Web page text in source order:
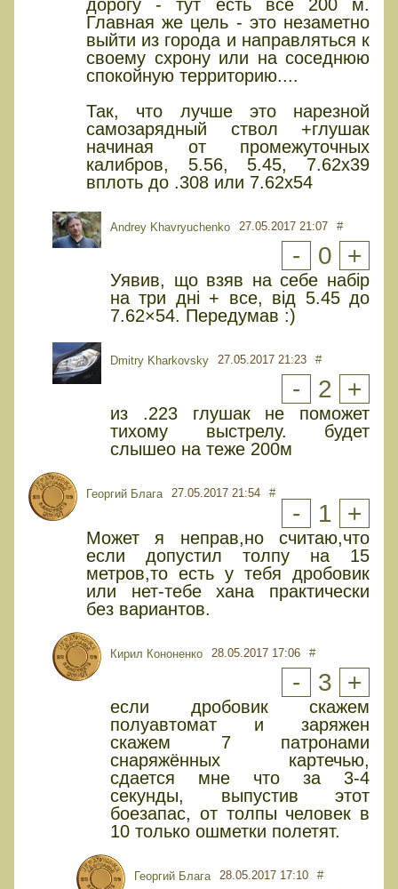
дорогу - тут есть все 200 м.
Главная же цель - это незаметно
выйти из города и направляться к
своему схрону или на соседнюю
спокойную территорию....
Так, что лучше это нарезной
самозарядный ствол +глушак
начиная от промежуточных
калибров, 5.56, 5.45, 7.62х39
вплоть до .308 или 7.62х54
Andrey Khavryuchenko 27.05.2017 21:07 #
- 0 +
Уявив, що взяв на себе набір
на три дні + все, від 5.45 до
7.62×54. Передумав :)
Dmitry Kharkovsky 27.05.2017 21:23 #
- 2 +
из .223 глушак не поможет
тихому выстрелу. будет
слышео на теже 200м
Георгий Блага 27.05.2017 21:54 #
- 1 +
Может я неправ,но считаю,что
если допустил толпу на 15
метров,то есть у тебя дробовик
или нет-тебе хана практически
без вариантов.
Кирил Кононенко 28.05.2017 17:06 #
- 3 +
если дробовик скажем
полуавтомат и заряжен
скажем 7 патронами
снаряжённых картечью,
сдается мне что за 3-4
секунды, выпустив этот
боезапас, от толпы человек в
10 только ошметки полетят.
Георгий Блага 28.05.2017 17:10 #